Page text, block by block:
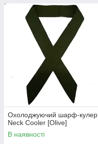
Охолоджуючий шарф-кулер
Neck Cooler [Olive]
В наявності